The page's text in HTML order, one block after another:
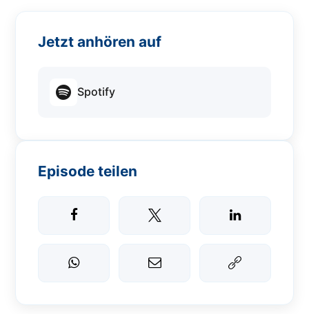
Jetzt anhören auf
Spotify
Episode teilen